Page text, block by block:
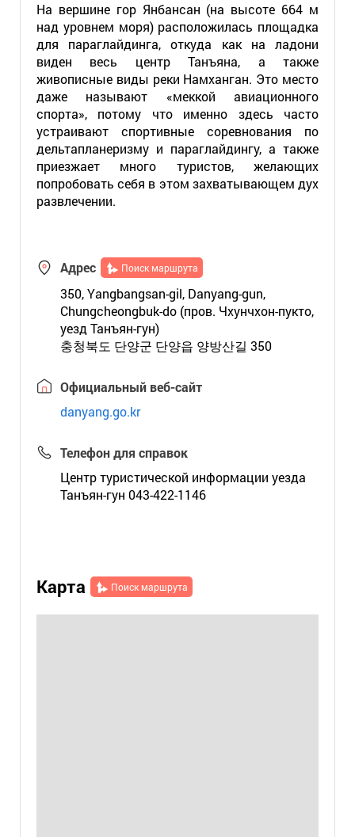
На вершине гор Янбансан (на высоте 664 м
над уровнем моря) расположилась площадка
для параглайдинга, откуда как на ладони
виден весь центр Танъяна, а также
живописные виды реки Намханган. Это место
даже называют «меккой авиационного
спорта», потому что именно здесь часто
устраивают спортивные соревнования по
дельтапланеризму и параглайдингу, а также
приезжает много туристов, желающих
попробовать себя в этом захватывающем дух
развлечении.
Адрес Поиск маршрута
350, Yangbangsan-gil, Danyang-gun,
Chungcheongbuk-do (пров. Чхунчхон-пукто,
уезд Танъян-гун)
충청북도 단양군 단양읍 양방산길 350
Официальный веб-сайт
danyang.go.kr
Телефон для справок
Центр туристической информации уезда
Танъян-гун 043-422-1146
Карта Поиск маршрута